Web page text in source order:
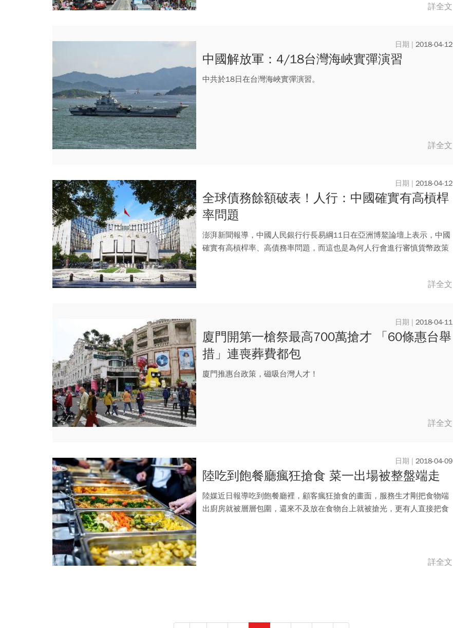
詳全文
2018-04-12
中國解放軍：4/18台灣海峽實彈演習
中共於18日在台灣海峽實彈演習。
詳全文
2018-04-12
全球債務餘額破表！人行：中國確實有高槓桿
率問題
澎湃新聞報導，中國人民銀行行長易綱11日在亞洲博鰲論壇上表示，中國
確實有高槓桿率、高債務率問題，而這也是為何人行會進行審慎貨幣政策
詳全文
2018-04-11
廈門開第一槍祭最高700萬搶才 「60條惠台舉
措」連喪葬費都包
廈門推惠台政策，磁吸台灣人才！
詳全文
2018-04-09
陸吃到飽餐廳瘋狂搶食 菜一出場被整盤端走
陸媒近日報導吃到飽餐廳裡，顧客瘋狂搶食的畫面，服務生才剛把食物端
出廚房就被層層包圍，還來不及放在食物台上就被搶光，更有人直接把食
詳全文